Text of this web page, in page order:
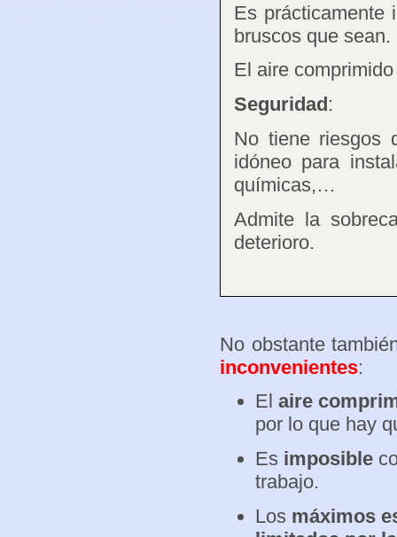
Es prácticamente
bruscos que sean.
El aire
Seguridad:
No tiene riesgos
idóneo para
químicas,…
Admite la
deterioro.
No obstante
inconvenientes:
El aire
por lo que hay
Es imposible
trabajo.
Los máximos